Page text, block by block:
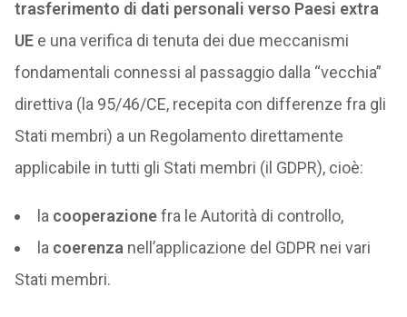
trasferimento di dati personali verso Paesi extra
UEe una verifica di tenuta dei due meccanismi
fondamentali connessi al passaggio dalla “vecchia”
direttiva (la 95/46/CE, recepita con differenze fra gli
Stati membri) a un Regolamento direttamente
applicabile in tutti gli Stati membri (il GDPR), cioè:
la cooperazionefra le Autorità di controllo,
la coerenza nell’applicazione del GDPR nei vari
Stati membri.